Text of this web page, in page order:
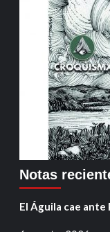
Notas
El Águila cae ante